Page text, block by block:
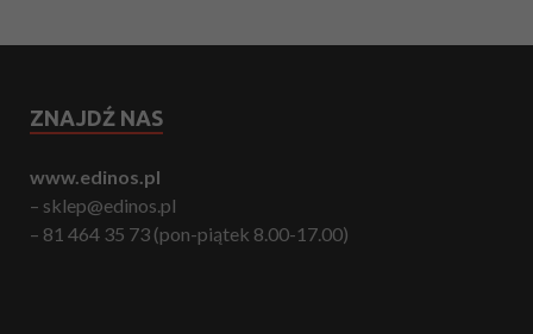
ZNAJDŹ NAS
www.edinos.pl
– sklep@edinos.pl
– 81 464 35 73 (pon-piątek 8.00-17.00)